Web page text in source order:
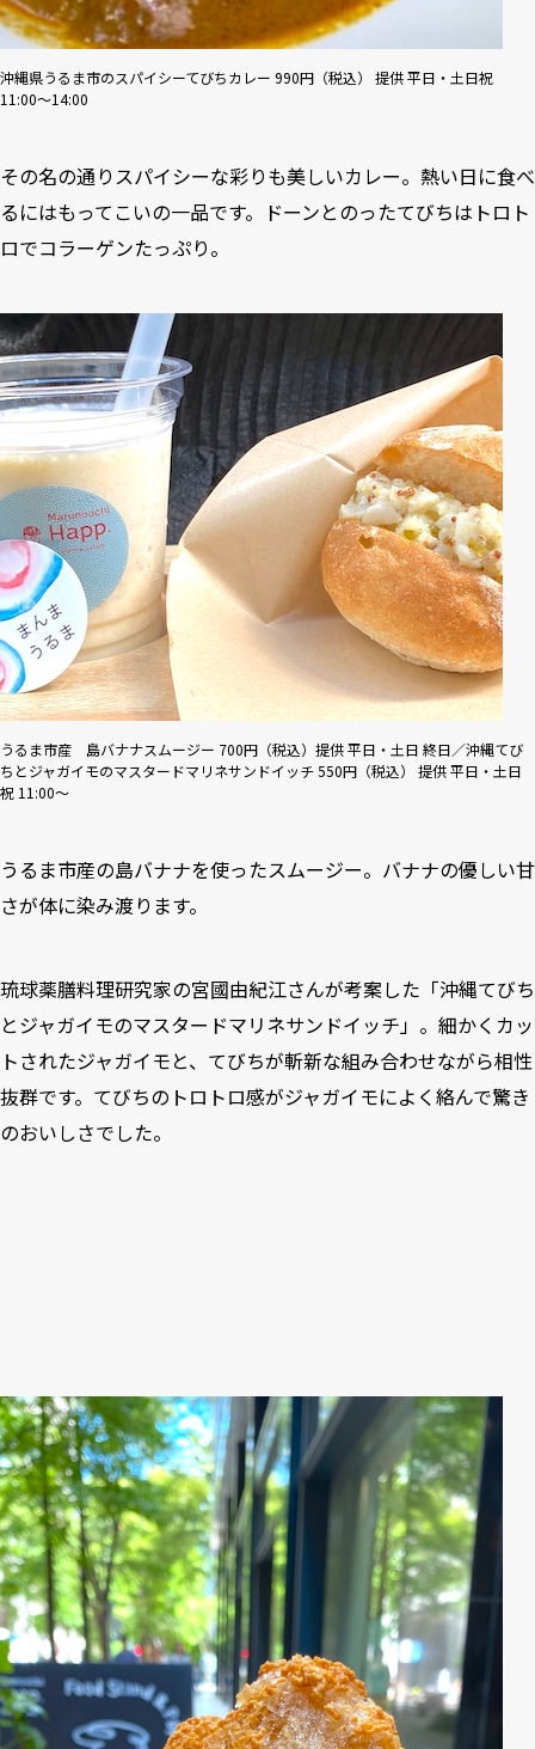
沖縄県うるま市のスパイシーてびちカレー 990円（税込） 提供 平⽇・⼟⽇祝
11:00〜14:00
その名の通りスパイシーな彩りも美しいカレー。熱い日に食べ
るにはもってこいの一品です。ドーンとのったてびちはトロト
ロでコラーゲンたっぷり。
うるま市産 島バナナスムージー 700円（税込）提供 平⽇・⼟⽇ 終⽇／沖縄てび
ちとジャガイモのマスタードマリネサンドイッチ 550円（税込） 提供 平⽇・⼟⽇
祝 11:00〜
うるま市産の島バナナを使ったスムージー。バナナの優しい甘
さが体に染み渡ります。
琉球薬膳料理研究家の宮國由紀江さんが考案した「沖縄てびち
とジャガイモのマスタードマリネサンドイッチ」。細かくカッ
トされたジャガイモと、てびちが斬新な組み合わせながら相性
抜群です。てびちのトロトロ感がジャガイモによく絡んで驚き
のおいしさでした。